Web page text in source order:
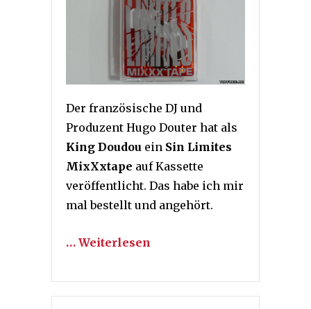
Der französische DJ und
Produzent Hugo Douter hat als
King Doudou ein Sin Limites
MixXxtape auf Kassette
veröffentlicht. Das habe ich mir
mal bestellt und angehört.
… Weiterlesen